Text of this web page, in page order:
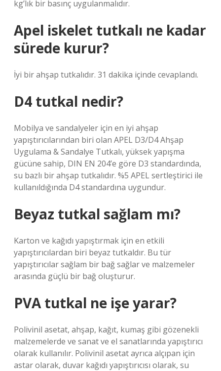
kg’lık bir basınç uygulanmalıdır.
Apel iskelet tutkalı ne kadar
sürede kurur?
İyi bir ahşap tutkalıdır. 31 dakika içinde cevaplandı.
D4 tutkal nedir?
Mobilya ve sandalyeler için en iyi ahşap
yapıştırıcılarından biri olan APEL D3/D4 Ahşap
Uygulama & Sandalye Tutkalı, yüksek yapışma
gücüne sahip, DIN EN 204’e göre D3 standardında,
su bazlı bir ahşap tutkalıdır. %5 APEL sertleştirici ile
kullanıldığında D4 standardına uygundur.
Beyaz tutkal sağlam mı?
Karton ve kağıdı yapıştırmak için en etkili
yapıştırıcılardan biri beyaz tutkaldır. Bu tür
yapıştırıcılar sağlam bir bağ sağlar ve malzemeler
arasında güçlü bir bağ oluşturur.
PVA tutkal ne işe yarar?
Polivinil asetat, ahşap, kağıt, kumaş gibi gözenekli
malzemelerde ve sanat ve el sanatlarında yapıştırıcı
olarak kullanılır. Polivinil asetat ayrıca alçıpan için
astar olarak, duvar kağıdı yapıştırıcısı olarak, su